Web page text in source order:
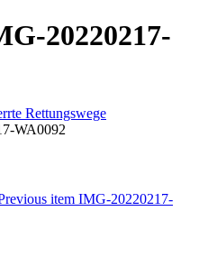
20220217-
Rettungswege
WA0092
item IMG-20220217-